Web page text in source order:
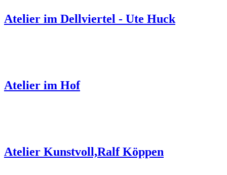
Atelier im Dellviertel - Ute Huck
Atelier im Hof
Atelier Kunstvoll,Ralf Köppen